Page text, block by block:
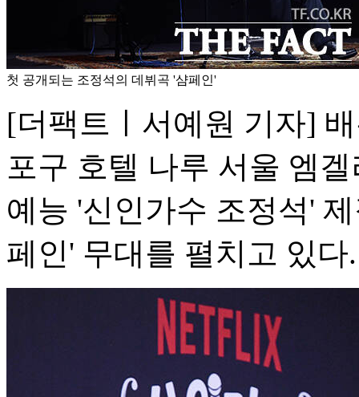
첫 공개되는 조정석의 데뷔곡 '샴페인'
[더팩트ㅣ서예원 기자]
포구 호텔 나루 서울 엠
예능 '신인가수 조정석'
페인' 무대를 펼치고 있다.